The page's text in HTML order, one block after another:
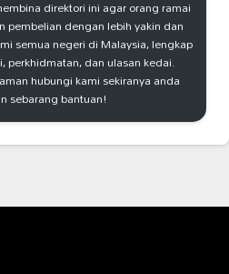
direktori ini agar orang ramai
pembelian dengan lebih yakin dan
semua negeri di Malaysia, lengkap
perkhidmatan, dan ulasan kedai.
hubungi kami sekiranya anda
sebarang bantuan!